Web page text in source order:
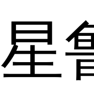
星